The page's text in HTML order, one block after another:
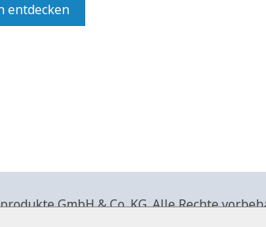
entdecken
GmbH & Co. KG. Alle Rechte